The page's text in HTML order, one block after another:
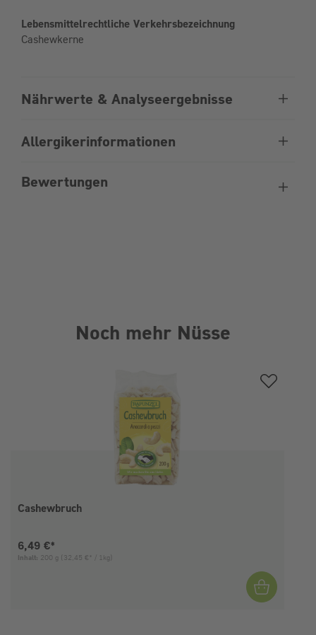
Lebensmittelrechtliche Verkehrsbezeichnung
Cashewkerne
Nährwerte & Analyseergebnisse
Allergikerinformationen
Bewertungen
Noch mehr Nüsse
Cashewbruch
Aktueller Preis:
6,49 €*
Inhalt: 200 g (32,45 €* / 1kg)